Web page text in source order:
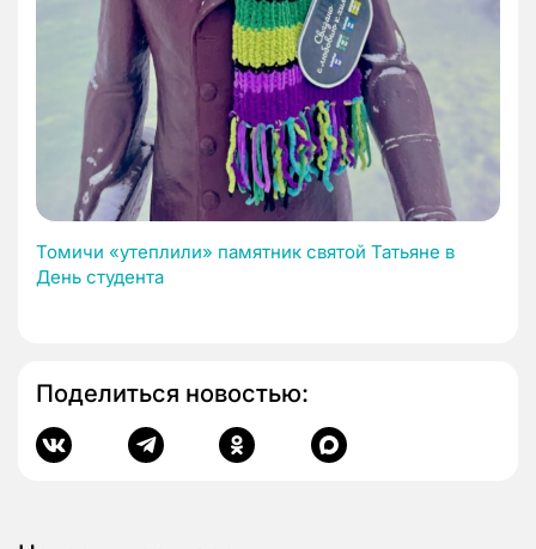
Томичи «утеплили» памятник святой Татьяне в
День студента
Поделиться новостью: